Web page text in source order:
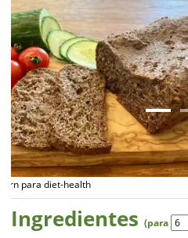
© Inke Weissenborn para diet-health
Ingredientes (para